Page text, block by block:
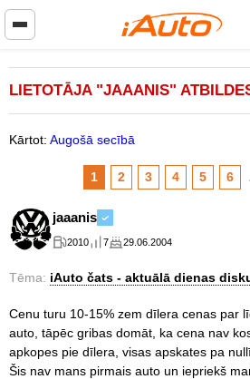
LIETOTĀJA "JAAANIS"
Kārtot: Augošā secībā
1 2 3 4 5 6
jaaanis
2010 7 29.06.2004
Tēma: iAuto čats - aktuālā dienas
Cenu turu 10-15% zem dīlera cenas par
auto, tāpēc gribas domāt, ka cena nav
apkopes pie dīlera, visas apskates pa
Šis nav mans pirmais auto un iepriekš